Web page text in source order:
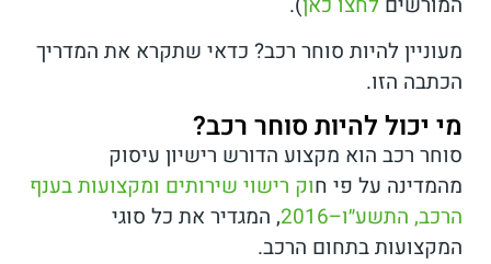
מעוניין להיות סוחר רכב? כדאי שתקרא את המדריך
הכתבה הזו.
מי יכול להיות סוחר רכב?
סוחר רכב הוא מקצוע הדורש רישיון עיסוק
מהמדינה על פי חוק רישוי שירותים ומקצועות בענף
הרכב, התשע״ו–2016
, המגדיר את כל סוגי
המקצועות בתחום הרכב.